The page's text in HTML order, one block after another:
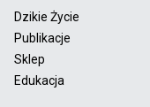
Dzikie Życie
Publikacje
Sklep
Edukacja